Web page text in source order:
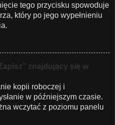
tego przycisku spowoduje
który po jego wypełnieniu
znajdujący się w
kopii roboczej i
w późniejszym czasie.
wczytać z poziomu panelu